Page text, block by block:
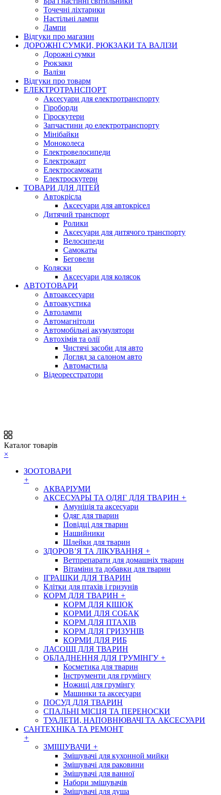
Точечні ліхтарики
Настільні лампи
Лампи
Відгуки про магазин
ДОРОЖНІ СУМКИ, РЮКЗАКИ ТА ВАЛІЗИ
Дорожні сумки
Рюкзаки
Валізи
Відгуки про товарм
ЕЛЕКТРОТРАНСПОРТ
Аксесуари для електротранспорту
Гіроборди
Гіроскутери
Запчастини до електротранспорту
Мінібайки
Моноколеса
Електровелосипеди
Електрокарт
Електросамокати
Електроскутери
ТОВАРИ ДЛЯ ДІТЕЙ
Автокрісла
Аксесуари для автокрісел
Дитячий транспорт
Ролики
Аксесуари для дитячого транспорту
Велосипеди
Самокаты
Беговели
Коляски
Аксесуари для колясок
АВТОТОВАРИ
Автоаксесуари
Автоакустика
Автолампи
Автомагнітоли
Автомобільні акумулятори
Автохімія та олії
Чистячі засоби для авто
Догляд за салоном авто
Автомастила
Відеореєстратори
Каталог товарів
×
ЗООТОВАРИ
+
АКВАРІУМИ
АКСЕСУАРЫ ТА ОДЯГ ДЛЯ ТВАРИН +
Амуніція та аксесуари
Одяг для тварин
Повідці для тварин
Нашийники
Шлейки для тварин
ЗДОРОВ’Я ТА ЛІКУВАННЯ +
Ветпрепарати для домашніх тварин
Вітаміни та добавки для тварин
ІГРАШКИ ДЛЯ ТВАРИН
Клітки для птахів і гризунів
КОРМ ДЛЯ ТВАРИН +
КОРМ ДЛЯ КІШОК
КОРМИ ДЛЯ СОБАК
КОРМ ДЛЯ ПТАХІВ
КОРМ ДЛЯ ГРИЗУНІВ
КОРМИ ДЛЯ РИБ
ЛАСОЩІ ДЛЯ ТВАРИН
ОБЛАДНЕННЯ ДЛЯ ГРУМІНГУ +
Косметика для тварин
Інструменти для грумінгу
Ножиці для грумінгу
Машинки та аксесуари
ПОСУД ДЛЯ ТВАРИН
СПАЛЬНІ МІСЦЯ ТА ПЕРЕНОСКИ
ТУАЛЕТИ, НАПОВНЮВАЧІ ТА АКСЕСУАРИ
САНТЕХНІКА ТА РЕМОНТ
+
ЗМІШУВАЧИ +
Змішувачі для кухонной мийки
Змішувачі для раковини
Змішувачі для ванної
Набори змішувачів
Змішувачі для душа